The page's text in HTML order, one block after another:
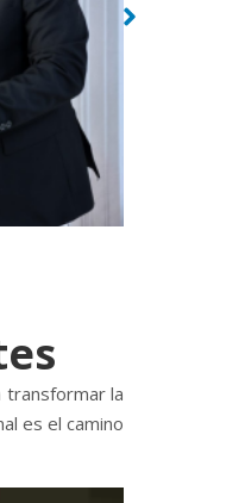
transformar la
es el camino